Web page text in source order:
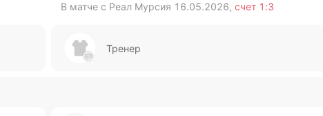
В матче с Реал Мурсия 16.05.2026, счет 1:3
Тренер